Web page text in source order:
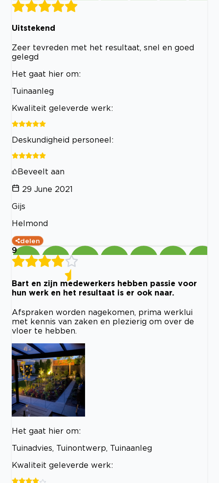
Uitstekend
Zeer tevreden met het resultaat, snel en goed
gelegd
Het gaat hier om:
Tuinaanleg
Kwaliteit geleverde werk:
Deskundigheid personeel:
Beveelt aan
29 June 2021
Gijs
Helmond
delen
9
Bart en zijn medewerkers hebben passie voor
hun werk en het resultaat is er ook naar.
Afspraken worden nagekomen, prima werklui
met kennis van zaken en plezierig om over de
vloer te hebben.
Het gaat hier om:
Tuinadvies, Tuinontwerp, Tuinaanleg
Kwaliteit geleverde werk: